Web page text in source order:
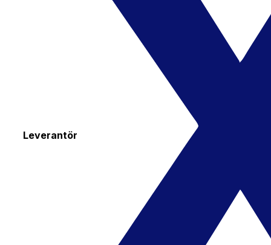
Leverantör